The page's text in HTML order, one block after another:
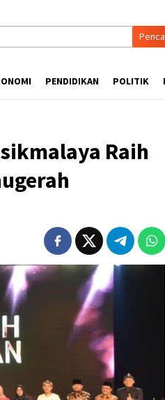
PENDIDIKAN POLITIK
Raih